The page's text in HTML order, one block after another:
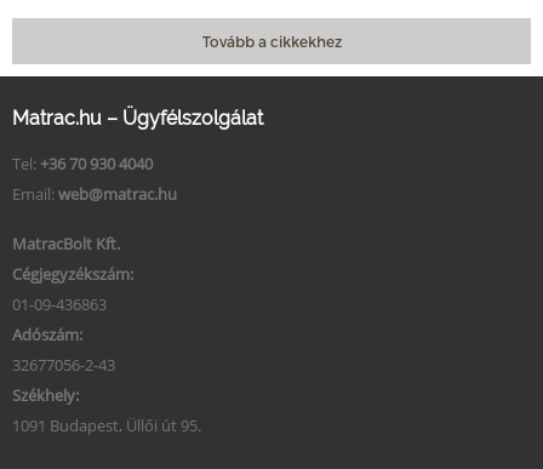
Tovább a cikkekhez
Matrac.hu – Ügyfélszolgálat
Tel: +36 70 930 4040
Email: web@matrac.hu
MatracBolt Kft.
Cégjegyzékszám:
01-09-436863
Adószám:
32677056-2-43
Székhely:
1091 Budapest, Üllői út 95.